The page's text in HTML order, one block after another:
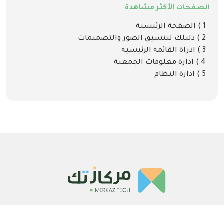
الصفحات الأكثر مشاهدة
1 ) الصفحة الرئيسية
2 ) دليلك لتنسيق الصور والتصميمات
3 ) ادراة القائمة الرئيسية
4 ) ادارة معلومات الجمعية
5 ) ادارة النظام